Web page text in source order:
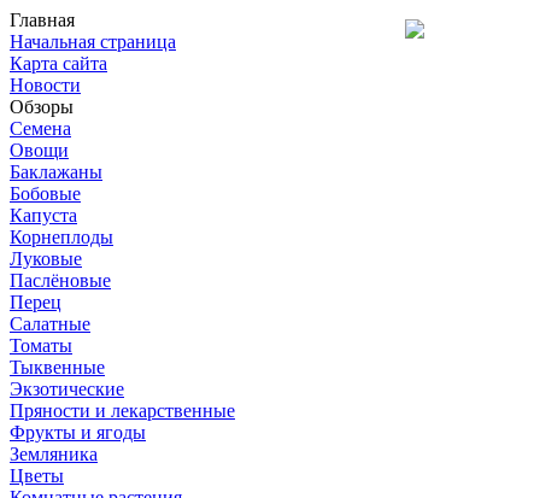
Главная
Начальная страница
Карта сайта
Новости
Обзоры
Семена
Овощи
Баклажаны
Бобовые
Капуста
Корнеплоды
Луковые
Паслёновые
Перец
Салатные
Томаты
Тыквенные
Экзотические
Пряности и лекарственные
Фрукты и ягоды
Земляника
Цветы